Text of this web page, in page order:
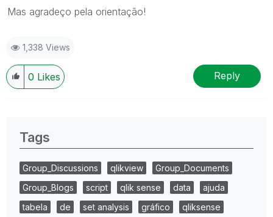
Mas agradeço pela orientação!
1,338 Views
0 Likes Reply
Tags
Group_Discussions qlikview
Group_Documents
Group_Blogs
script qlik sense data
ajuda
tabela
de set analysis gráfico
qliksense